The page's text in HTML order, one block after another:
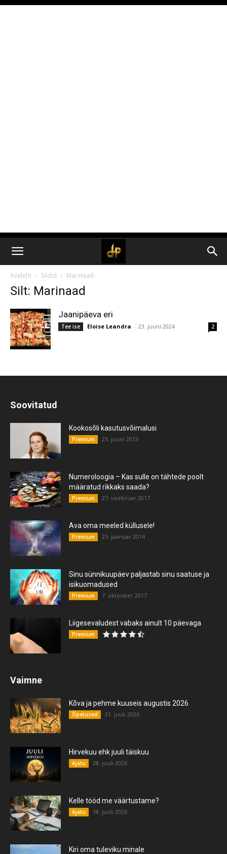
Avaleht Sildid Marinaad
Silt: Marinaad
Jaanipäeva eri
Tee ise Eloise Leandra - 23. juuni 2024 2
Soovitatud
Kookosõli kasutusvõimalusi
Premium 25. juuni 2013
Numeroloogia – Kas sulle on tähtede poolt
määratud rikkaks saada?
Premium 27. veebruar 2017
Ava oma meeled küllusele!
Premium 25. jaanuar 2014
Sinu sünnikuupäev paljastab sinu saatuse ja
isikuomadused
Premium 7. oktoober 2017
Liigesevaludest vabaks ainult 10 päevaga
Premium
Vaimne
Kõva ja pehme kuuseis augustis 2026
Õpetused 31. juuli 2026
Hirvekuu ehk juuli täiskuu
Ajatu 28. juuli 2026
Kelle tööd me väärtustame?
Ajatu 18. juuli 2026
Kiri oma tuleviku minale